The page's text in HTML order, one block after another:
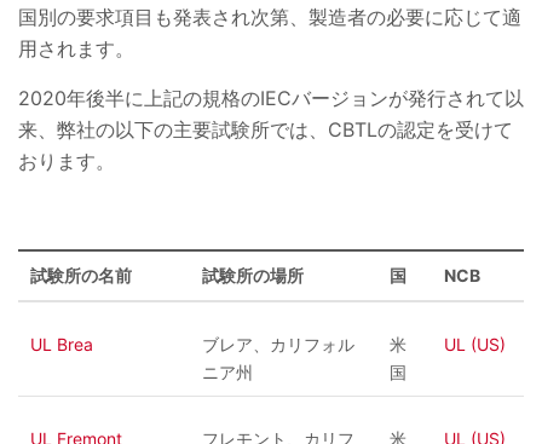
国別の要求項目も発表され次第、製造者の必要に応じて適
用されます。
2020年後半に上記の規格のIECバージョンが発行されて以
来、弊社の以下の主要試験所では、CBTLの認定を受けて
おります。
試験所の名前 試験所の場所 国 NCB
UL Brea
ブレア、カリフォル
ニア州
米
国
UL (US)
UL Fremont
フレモント、カリフ
米
UL (US)